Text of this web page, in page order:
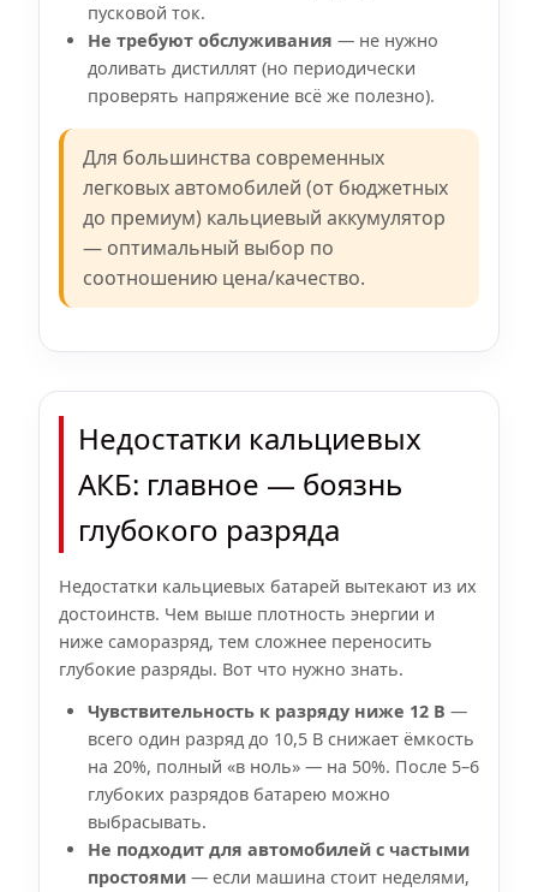
пусковой ток.
Не требуют обслуживания — не нужно
доливать дистиллят (но периодически
проверять напряжение всё же полезно).
Для большинства современных
легковых автомобилей (от бюджетных
до премиум) кальциевый аккумулятор
— оптимальный выбор по
соотношению цена/качество.
Недостатки кальциевых
АКБ: главное — боязнь
глубокого разряда
Недостатки кальциевых батарей вытекают из их
достоинств. Чем выше плотность энергии и
ниже саморазряд, тем сложнее переносить
глубокие разряды. Вот что нужно знать.
Чувствительность к разряду ниже 12 В —
всего один разряд до 10,5 В снижает ёмкость
на 20%, полный «в ноль» — на 50%. После 5–6
глубоких разрядов батарею можно
выбрасывать.
Не подходит для автомобилей с частыми
простоями — если машина стоит неделями,